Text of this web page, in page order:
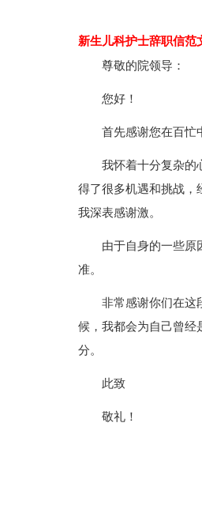
新生儿科护士辞职信范
尊敬的院领导：
您好！
首先感谢您在百忙
我怀着十分复杂的
得了很多机遇和挑战，
我深表感谢激。
由于自身的一些原
准。
非常感谢你们在这
候，我都会为自己曾经
分。
此致
敬礼！